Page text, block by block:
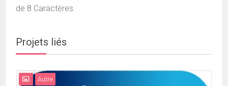
de 8 Caractères.
Projets liés
Autre